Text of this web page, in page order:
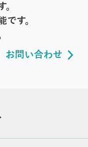
す。
お問い合わせ